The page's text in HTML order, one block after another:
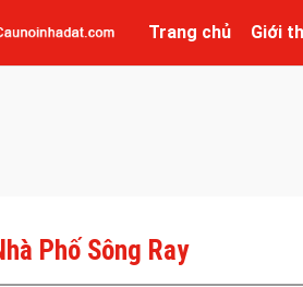
Trang chủ Giới
Phố Sông Ray